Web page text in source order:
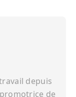
depuis
de